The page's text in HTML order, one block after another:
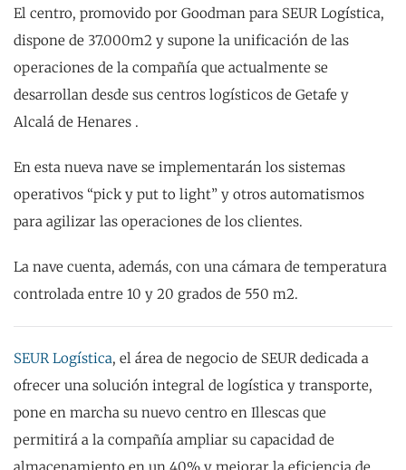
El centro, promovido por Goodman para SEUR Logística,
dispone de 37.000m2 y supone la unificación de las
operaciones de la compañía que actualmente se
desarrollan desde sus centros logísticos de Getafe y
Alcalá de Henares .
En esta nueva nave se implementarán los sistemas
operativos “pick y put to light” y otros automatismos
para agilizar las operaciones de los clientes.
La nave cuenta, además, con una cámara de temperatura
controlada entre 10 y 20 grados de 550 m2.
SEUR Logística, el área de negocio de SEUR dedicada a
ofrecer una solución integral de logística y transporte,
pone en marcha su nuevo centro en Illescas que
permitirá a la compañía ampliar su capacidad de